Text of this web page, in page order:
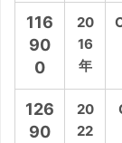
116
90
0
20
16
年
126
90
20
22